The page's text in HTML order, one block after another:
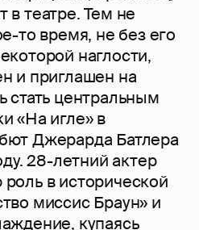
в театре. Тем не
то время, не без его
наглости,
и приглашен на
стать центральным
«На игле» в
Джерарда Батлера
28-летний актер
в исторической
миссис Браун» и
купаясь